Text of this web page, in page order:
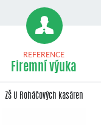
REFERENCE
Firemní výuka
ZŠ U Roháčových kasáren